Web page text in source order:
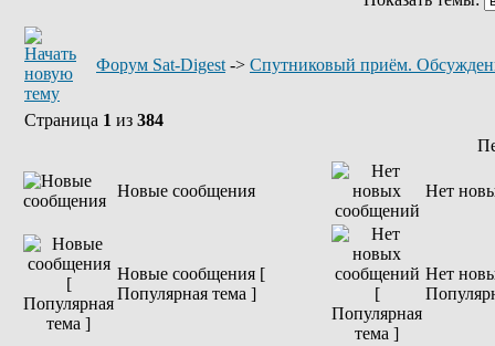
Форум Sat-Digest -> Спутниковый приём.
Страница 1 из 384
Новые сообщения Нет
Новые сообщения [
Популярная тема ]
Нет